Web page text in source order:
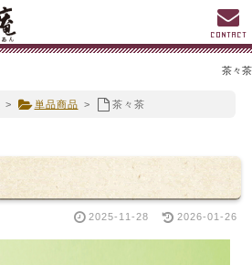
茶々茶
> 単品商品 > 茶々茶
2025-11-28 2026-01-26
CONTACT